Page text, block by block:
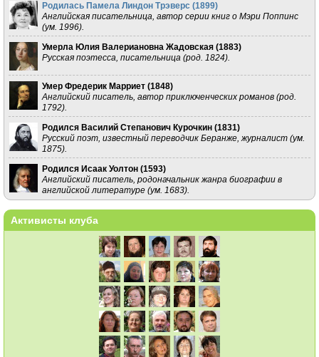
Родилась Памела Линдон Трэверс (1899)
Английская писательница, автор серии книг о Мэри Поппинс
(ум. 1996).
Умерла Юлия Валериановна Жадовская (1883)
Русская поэтесса, писательница (род. 1824).
Умер Фредерик Марриет (1848)
Английский писатель, автор приключенческих романов (род.
1792).
Родился Василий Степанович Курочкин (1831)
Русский поэт, известный переводчик Беранже, журналист (ум.
1875).
Родился Исаак Уолтон (1593)
Английский писатель, родоначальник жанра биографии в
английской литературе (ум. 1683).
Активисты клуба